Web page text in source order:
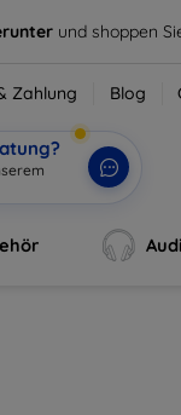
und shoppen
Zahlung Blog